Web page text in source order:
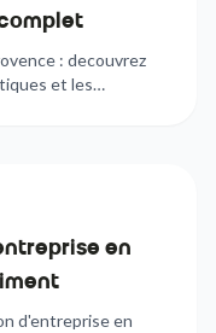
: decouvrez
et les
en
d'entreprise en